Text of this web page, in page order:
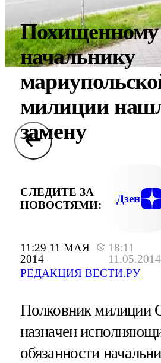
11:29 11 МАЯ
2014
18:11
11.05.2014
РЕДАКЦИЯ ВЕСТИ.РУ
Похищенному
начальнику
милиции
замену
СЛЕДИТЕ ЗА
НОВОСТЯМИ:
Дзен
Полковник милиции
назначен
обязанности